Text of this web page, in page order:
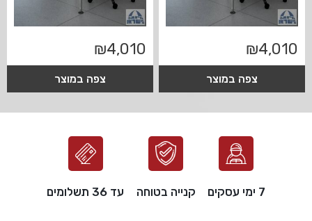
₪4,010
צפה במוצר
₪4,010
צפה במוצר
7 ימי עסקים קנייה בטוחה עד 36 תשלומים